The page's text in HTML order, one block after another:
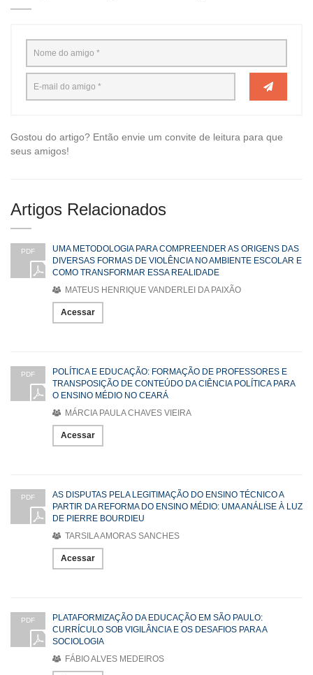
Gostou do artigo? Então envie um convite de leitura para que
seus amigos!
Artigos Relacionados
PDF
UMA METODOLOGIA PARA COMPREENDER AS ORIGENS DAS
DIVERSAS FORMAS DE VIOLÊNCIA NO AMBIENTE ESCOLAR E
COMO TRANSFORMAR ESSA REALIDADE
MATEUS HENRIQUE VANDERLEI DA PAIXÃO
Acessar
PDF
POLÍTICA E EDUCAÇÃO: FORMAÇÃO DE PROFESSORES E
TRANSPOSIÇÃO DE CONTEÚDO DA CIÊNCIA POLÍTICA PARA
O ENSINO MÉDIO NO CEARÁ
MÁRCIA PAULA CHAVES VIEIRA
Acessar
PDF
AS DISPUTAS PELA LEGITIMAÇÃO DO ENSINO TÉCNICO A
PARTIR DA REFORMA DO ENSINO MÉDIO: UMA ANÁLISE À LUZ
DE PIERRE BOURDIEU
TARSILA AMORAS SANCHES
Acessar
PDF
PLATAFORMIZAÇÃO DA EDUCAÇÃO EM SÃO PAULO:
CURRÍCULO SOB VIGILÂNCIA E OS DESAFIOS PARA A
SOCIOLOGIA
FÁBIO ALVES MEDEIROS